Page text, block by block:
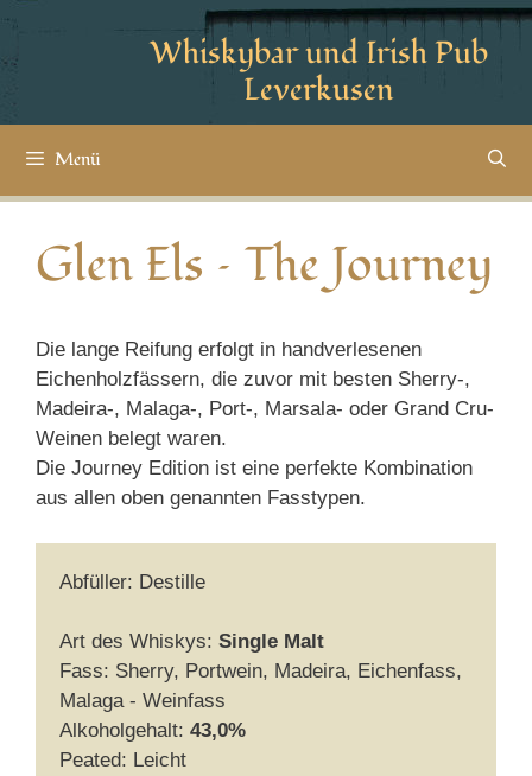
Whiskybar und Irish Pub
Leverkusen
Menü
Glen Els – The Journey
Die lange Reifung erfolgt in handverlesenen
Eichenholzfässern, die zuvor mit besten Sherry-,
Madeira-, Malaga-, Port-, Marsala- oder Grand Cru-
Weinen belegt waren.
Die Journey Edition ist eine perfekte Kombination
aus allen oben genannten Fasstypen.
Abfüller: Destille
Art des Whiskys: Single Malt
Fass: Sherry, Portwein, Madeira, Eichenfass,
Malaga - Weinfass
Alkoholgehalt: 43,0%
Peated: Leicht